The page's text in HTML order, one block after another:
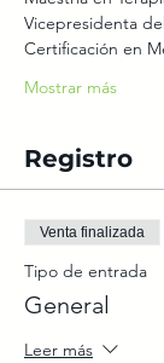
Vicepresidenta
Certificación en
Mostrar más
Registro
Venta finalizada
Tipo de entrada
General
Leer más